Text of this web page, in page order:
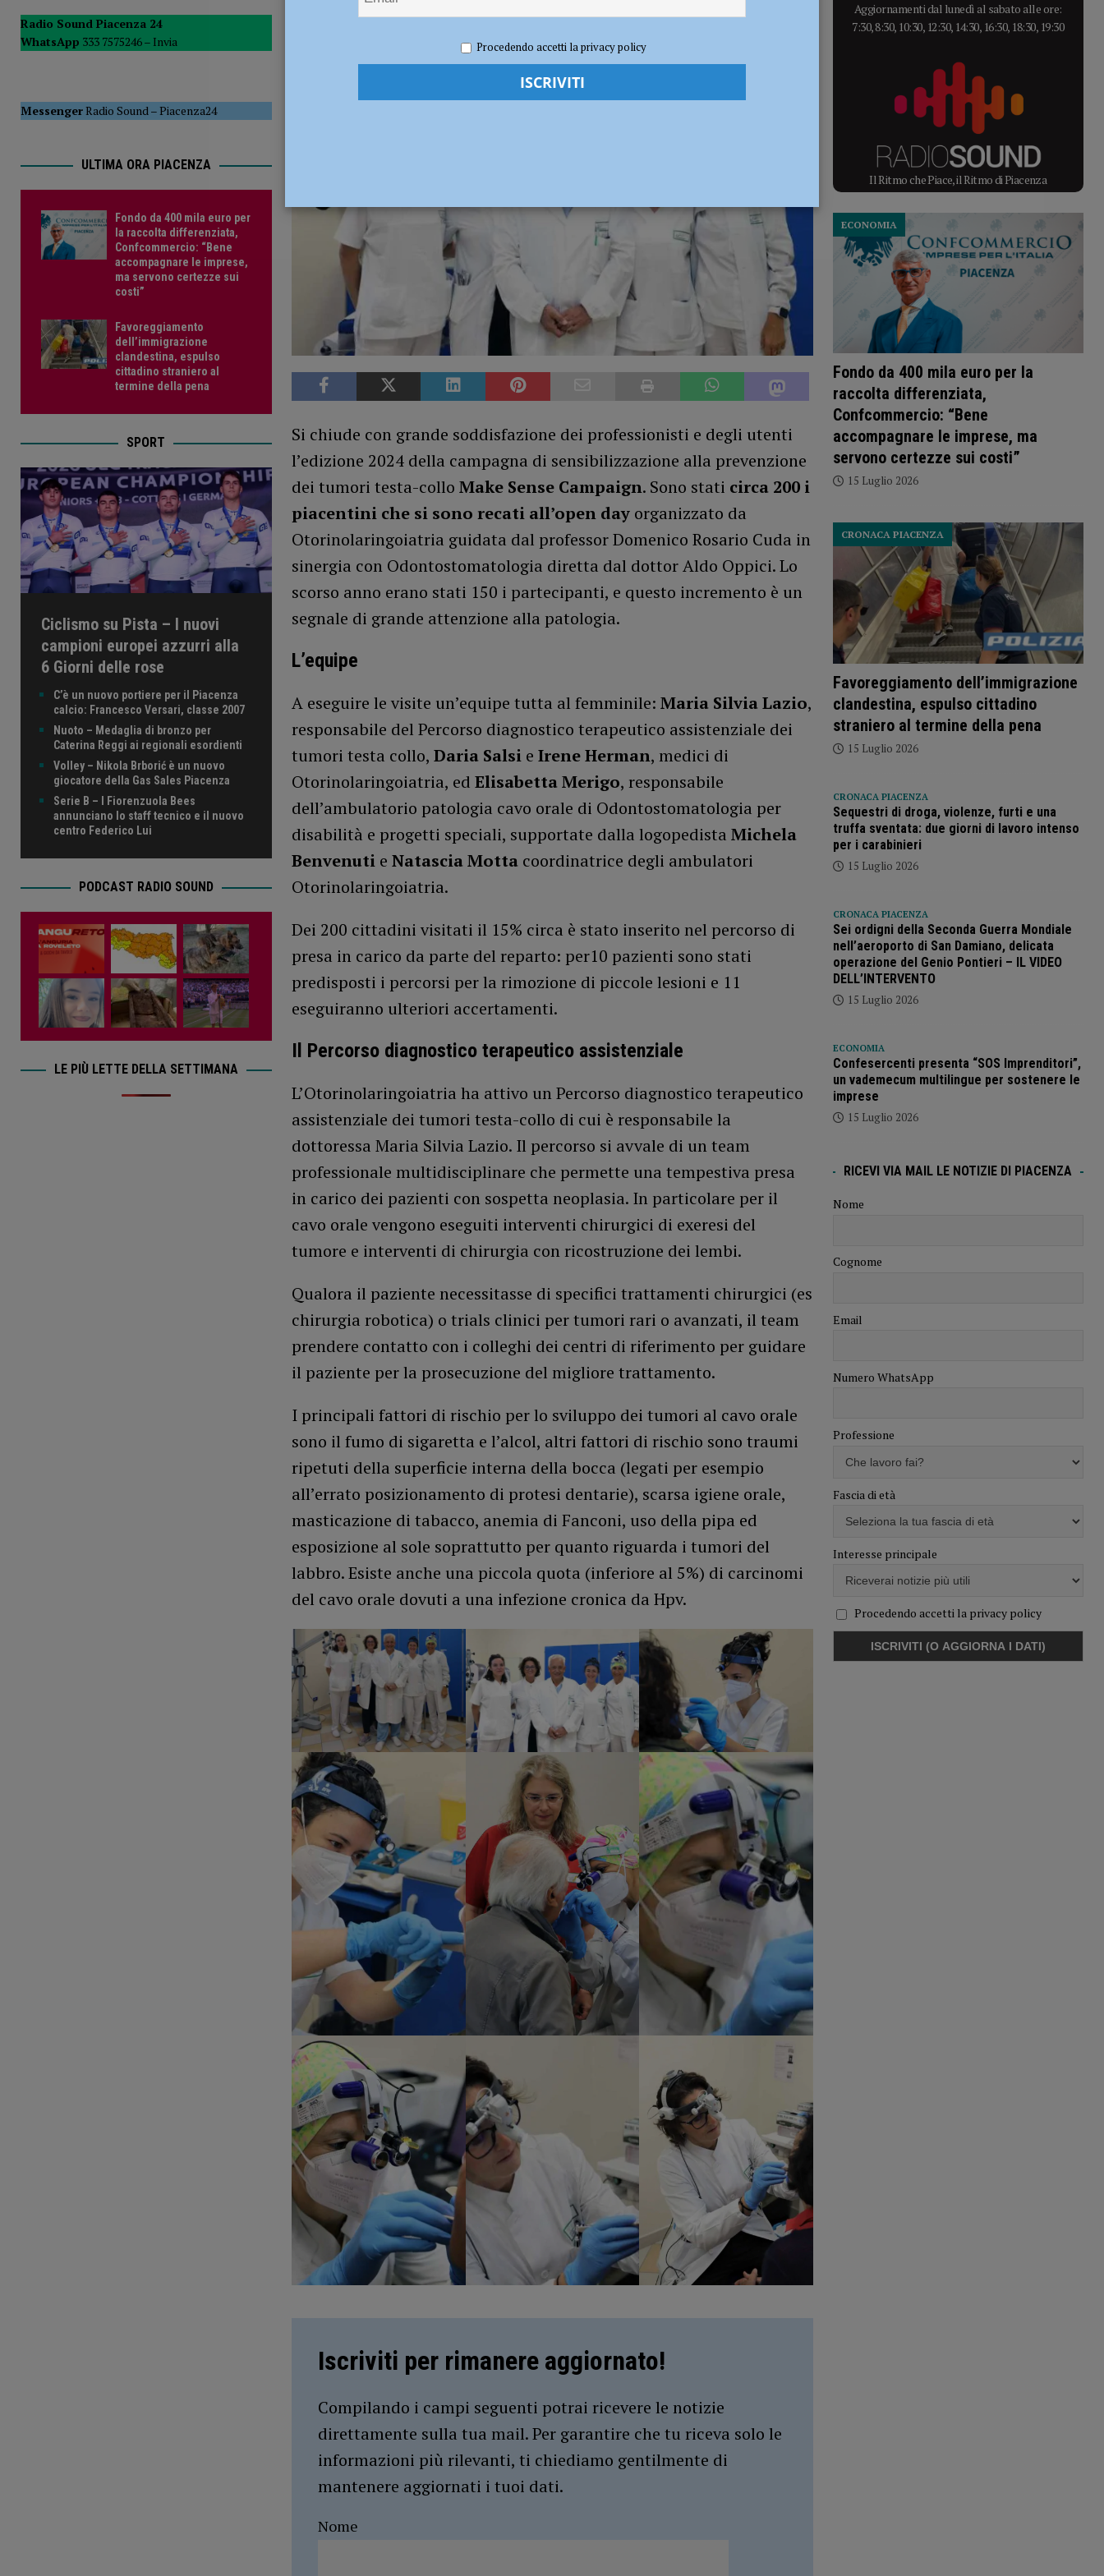
[ 15 Luglio 2026 ] Soresi (FdI): “Altra falla nel sistema della raccolta puntuale, caos nella gestione delle aree di conferimento
condominiale”
Si chiude con grande soddisfazione dei professionisti e degli utenti
l’edizione 2024 della campagna di sensibilizzazione alla prevenzione
dei tumori testa-collo Make Sense Campaign. Sono stati circa 200 i
piacentini che si sono recati all’open dayorganizzato da
Otorinolaringoiatria guidata dal professor Domenico Rosario Cuda in
sinergia con Odontostomatologia diretta dal dottor Aldo Oppici. Lo
scorso anno erano stati 150 i partecipanti, e questo incremento è un
segnale di grande attenzione alla patologia.
L’equipe
A eseguire le visite un’equipe tutta al femminile: Maria Silvia Lazio,
responsabile del Percorso diagnostico terapeutico assistenziale dei
tumori testa collo, Daria Salsie Irene Herman, medici di
Otorinolaringoiatria, ed Elisabetta Merigo, responsabile
dell’ambulatorio patologia cavo orale di Odontostomatologia per
disabilità e progetti speciali, supportate dalla logopedista Michela
Benvenutie Natascia Mottacoordinatrice degli ambulatori
Otorinolaringoiatria.
Dei 200 cittadini visitati il 15% circa è stato inserito nel percorso di
presa in carico da parte del reparto: per10 pazienti sono stati
predisposti i percorsi per la rimozione di piccole lesioni e 11
eseguiranno ulteriori accertamenti.
Il Percorso diagnostico terapeutico assistenziale
L’Otorinolaringoiatria ha attivo un Percorso diagnostico terapeutico
assistenziale dei tumori testa-collo di cui è responsabile la
dottoressa Maria Silvia Lazio. Il percorso si avvale di un team
professionale multidisciplinare che permette una tempestiva presa
in carico dei pazienti con sospetta neoplasia. In particolare per il
cavo orale vengono eseguiti interventi chirurgici di exeresi del
tumore e interventi di chirurgia con ricostruzione dei lembi.
Qualora il paziente necessitasse di specifici trattamenti chirurgici (es
chirurgia robotica) o trials clinici per tumori rari o avanzati, il team
prendere contatto con i colleghi dei centri di riferimento per guidare
il paziente per la prosecuzione del migliore trattamento.
I principali fattori di rischio per lo sviluppo dei tumori al cavo orale
sono il fumo di sigaretta e l’alcol, altri fattori di rischio sono traumi
ripetuti della superficie interna della bocca (legati per esempio
all’errato posizionamento di protesi dentarie), scarsa igiene orale,
masticazione di tabacco, anemia di Fanconi, uso della pipa ed
esposizione al sole soprattutto per quanto riguarda i tumori del
labbro. Esiste anche una piccola quota (inferiore al 5%) di carcinomi
del cavo orale dovuti a una infezione cronica da Hpv.
Iscriviti per rimanere aggiornato!
Compilando i campi seguenti potrai ricevere le notizie
direttamente sulla tua mail. Per garantire che tu riceva solo le
informazioni più rilevanti, ti chiediamo gentilmente di
mantenere aggiornati i tuoi dati.
Nome
Radio Sound Piacenza 24
WhatsApp 333 7575246 – Invia
MessengerRadio Sound–Piacenza24
ULTIMA ORA PIACENZA
Fondo da 400 mila euro per
la raccolta differenziata,
Confcommercio: “Bene
accompagnare le imprese,
ma servono certezze sui
costi”
Favoreggiamento
dell’immigrazione
clandestina, espulso
cittadino straniero al
termine della pena
SPORT
Ciclismo su Pista – I nuovi
campioni europei azzurri alla
6 Giorni delle rose
C’è un nuovo portiere per il Piacenza
calcio: Francesco Versari, classe 2007
Nuoto – Medaglia di bronzo per
Caterina Reggi ai regionali esordienti
Volley – Nikola Brborić è un nuovo
giocatore della Gas Sales Piacenza
Serie B – I Fiorenzuola Bees
annunciano lo staff tecnico e il nuovo
centro Federico Lui
PODCAST RADIO SOUND
LE PIÙ LETTE DELLA SETTIMANA
Aggiornamenti dal lunedì al sabato alle ore:
7:30, 8:30, 10:30, 12:30, 14:30, 16:30, 18:30, 19:30
Il Ritmo che Piace, il Ritmo di Piacenza
Fondo da 400 mila euro per la
raccolta differenziata,
Confcommercio: “Bene
accompagnare le imprese, ma
servono certezze sui costi”
ECONOMIA
15 Luglio 2026
Favoreggiamento dell’immigrazione
clandestina, espulso cittadino
straniero al termine della pena
CRONACA PIACENZA
15 Luglio 2026
CRONACA PIACENZA
Sequestri di droga, violenze, furti e una
truffa sventata: due giorni di lavoro intenso
per i carabinieri
15 Luglio 2026
CRONACA PIACENZA
Sei ordigni della Seconda Guerra Mondiale
nell’aeroporto di San Damiano, delicata
operazione del Genio Pontieri – IL VIDEO
DELL’INTERVENTO
15 Luglio 2026
ECONOMIA
Confesercenti presenta “SOS Imprenditori”,
un vademecum multilingue per sostenere le
imprese
15 Luglio 2026
RICEVI VIA MAIL LE NOTIZIE DI PIACENZA
Nome
Cognome
Email
Numero WhatsApp
Professione
Fascia di età
Interesse principale
Procedendo accetti la privacy policy
Procedendo accetti la privacy policy